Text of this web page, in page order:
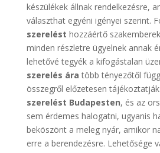
készülékek állnak rendelkezésre,
választhat egyéni igényei szerint.
szerelést hozzáértő
minden részletre ügyelnek annak
lehetővé tegyék a kifogástalan
szerelés ára több tényezőtől
összegről előzetesen
szerelést Budapesten, és az
sem érdemes halogatni, ugyanis
beköszönt a meleg nyár, amikor
erre a berendezésre. Lehetősége